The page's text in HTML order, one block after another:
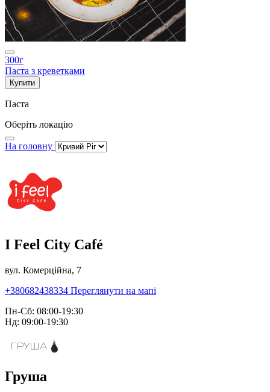
300г
Паста з креветками
Купити
Паста
Оберіть локацію
На головну
I Feel City Café
вул. Комерційна, 7
+380682438334 Переглянути на мапі
Пн-Сб: 08:00-19:30
Нд: 09:00-19:30
Груша